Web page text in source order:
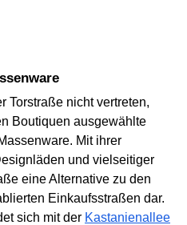
Torstraße nicht vertreten,
Boutiquen ausgewählte
Mit ihrer
und vielseitiger
eine Alternative zu den
Einkaufsstraßen dar.
sich mit der Kastanienallee